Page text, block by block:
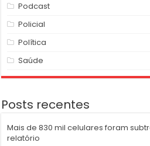
Podcast
Policial
Política
Saúde
Posts recentes
Mais de 830 mil celulares foram
relatório